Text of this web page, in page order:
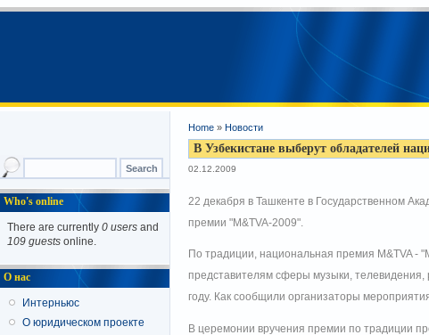
Home » Новости
В Узбекистане выберут обладателей
02.12.2009
22 декабря в Ташкенте в Государственном
премии "M&TVA-2009".
По традиции, национальная премия M&TVA -
представителям сферы музыки, телевидения,
году. Как сообщили организаторы
В церемонии вручения премии по традиции
Who's online
There are currently 0 users and
109 guests online.
О нас
Интерньюс
О юридическом проекте